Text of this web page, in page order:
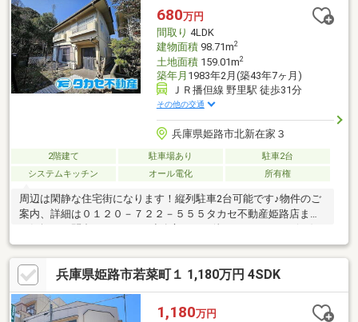
収益アップも期待できます。「投資用」「社宅用」「将来的な賃
貸経営」など、さまざまなニーズに応えられる柔軟性が魅力の一
棟アパートです。ぜひ現地でその可能性をご確認ください。
680万円
間取り 4LDK
建物面積98.71m2
土地面積159.01m2
築年月 1983年2月(築43年7ヶ月)
ＪＲ播但線 野里駅 徒歩31分
その他の交通
兵庫県姫路市北新在家３
2階建て 駐車場あり
駐車2台
システムキッチン
オール電化 所有権
周辺は閑静な住宅街になります！縦列駐車2台可能です♪物件のご
案内、詳細は０１２０－７２２－５５５タカセ不動産姫路店まで
兵庫県姫路市若菜町１ 1,180万円 4SDK
1,180万円